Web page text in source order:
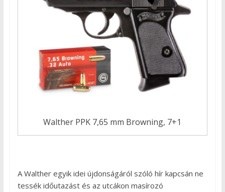
Walther PPK 7,65 mm Browning, 7+1
A Walther egyik idei újdonságáról szóló hír kapcsán ne
tessék időutazást és az utcákon masírozó